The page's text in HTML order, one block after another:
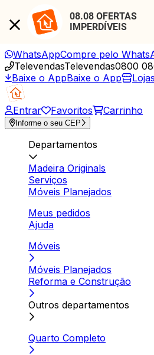
08.08 OFERTAS
IMPERDÍVEIS
WhatsAppCompre pelo
TelevendasTelevendas0800
Baixe o AppBaixe o App Lojas
Entrar Favoritos Carrinho
Informe o seu CEP
Departamentos
Madeira Originals
Serviços
Móveis Planejados
Meus pedidos
Ajuda
Móveis
Móveis Planejados
Reforma e Construção
Outros departamentos
Quarto Completo